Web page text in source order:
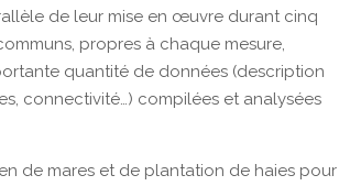
de leur mise en œuvre durant cinq
propres à chaque mesure,
quantité de données (description
connectivité…) compilées et analysées
de mares et de plantation de haies pour